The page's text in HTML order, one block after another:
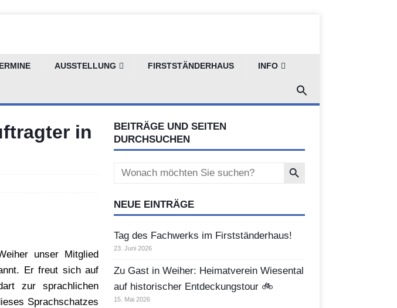
AUSSTELLUNG FIRSTSTÄNDERHAUS INFO
in
unser Mitglied
Er freut sich auf
zur sprachlichen
Sprachschatzes
BEITRÄGE UND SEITEN
DURCHSUCHEN
Search
for:
NEUE EINTRÄGE
Tag des Fachwerks im Firstständerhaus!
23. Juni 2026
Zu Gast in Weiher: Heimatverein Wiesental
auf historischer Entdeckungstour 🚲
15. Mai 2026